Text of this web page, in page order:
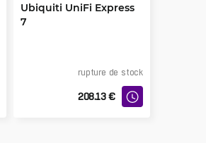
Ubiquiti UniFi Express
7
rupture de stock
208.13 €